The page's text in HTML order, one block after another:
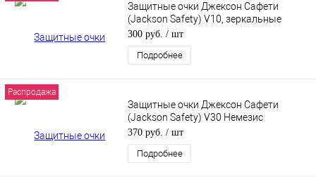
Защитные очки Джексон Сафети
(Jackson Safety) V10, зеркальные
25645
300 руб. / шт
Подробнее
Распродажа
Защитные очки Джексон Сафети
(Jackson Safety) V30 Немезис
(Nemesis) VL для улицы 25697
370 руб. / шт
Подробнее